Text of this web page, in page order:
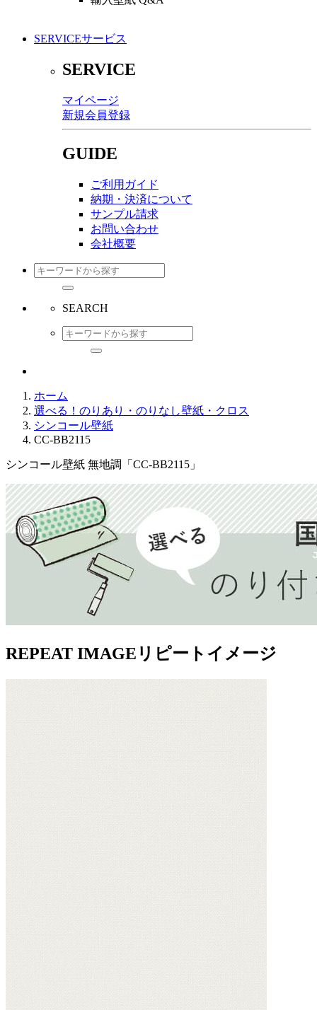
SERVICEサービス
SERVICE
マイページ
新規会員登録
GUIDE
ご利用ガイド
納期・決済について
サンプル請求
お問い合わせ
会社概要
SEARCH
ホーム
選べる！のりあり・のりなし壁紙・クロス
シンコール壁紙
CC-BB2115
シンコール壁紙 無地調「CC-BB2115」
REPEAT IMAGE リピートイメージ